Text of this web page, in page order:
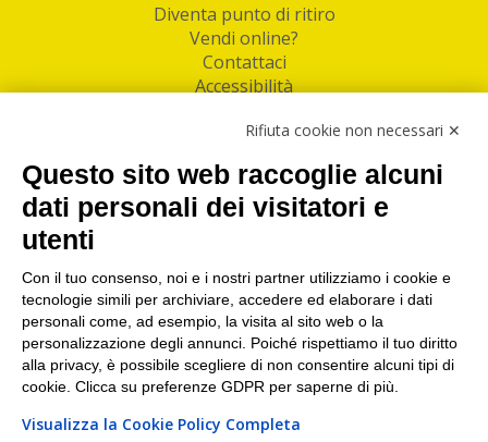
Diventa punto di ritiro
Vendi online?
Contattaci
Accessibilità
Facebook
Linkedin
I nostri punti di ritiro e spedizione pacchi nelle
maggiori città italiane
Torino|Milano|Roma|Bologna|Firenze| Genova
Napoli|Varese
Rifiuta cookie non necessari ✕
Questo sito web raccoglie alcuni
dati personali dei visitatori e
utenti
Con il tuo consenso, noi e i nostri partner utilizziamo i cookie e
tecnologie simili per archiviare, accedere ed elaborare i dati
personali come, ad esempio, la visita al sito web o la
personalizzazione degli annunci. Poiché rispettiamo il tuo diritto
alla privacy, è possibile scegliere di non consentire alcuni tipi di
cookie. Clicca su preferenze GDPR per saperne di più.
Visualizza la Cookie Policy Completa